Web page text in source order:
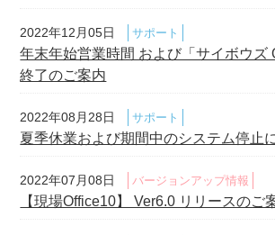
2022年12月05日 サポート
年末年始営業時間 および「サイボウズ
終了のご案内
2022年08月28日 サポート
夏季休業および期間中のシステム停止
2022年07月08日 バージョンアップ情報
【現場Office10】 Ver6.0 リリースのご